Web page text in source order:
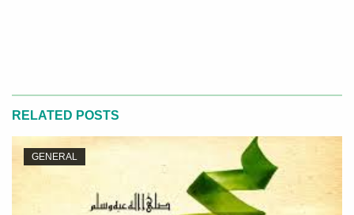
RELATED POSTS
GENERAL